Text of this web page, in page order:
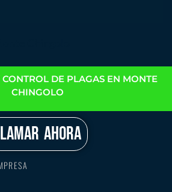
DE PLAGAS EN MONTE
CHINGOLO
AHORA